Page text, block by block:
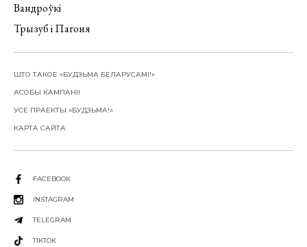
Вандроўкі
Трызуб і Пагоня
ШТО ТАКОЕ «БУДЗЬМА БЕЛАРУСАМІ!»
АСОБЫ КАМПАНІІ
УСЕ ПРАЕКТЫ «БУДЗЬМА!»
КАРТА САЙТА
FACEBOOK
INSTAGRAM
TELEGRAM
TIKTOK